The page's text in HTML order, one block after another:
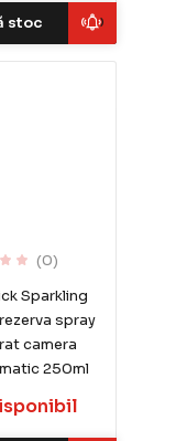
stoc
(0)
Sparkling
spray
camera
250ml